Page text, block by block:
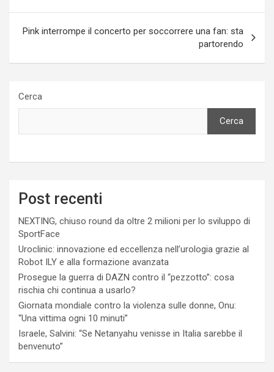
Pink interrompe il concerto per soccorrere una fan: sta
partorendo
Cerca
Cerca
Post recenti
NEXTING, chiuso round da oltre 2 milioni per lo sviluppo di
SportFace
Uroclinic: innovazione ed eccellenza nell’urologia grazie al
Robot ILY e alla formazione avanzata
Prosegue la guerra di DAZN contro il “pezzotto”: cosa
rischia chi continua a usarlo?
Giornata mondiale contro la violenza sulle donne, Onu:
“Una vittima ogni 10 minuti”
Israele, Salvini: “Se Netanyahu venisse in Italia sarebbe il
benvenuto”